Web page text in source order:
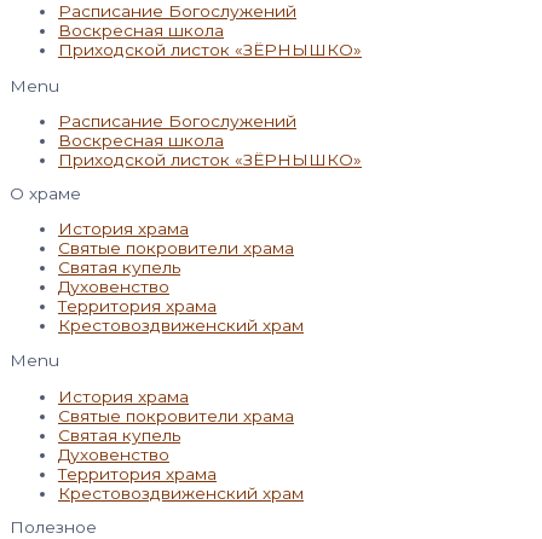
Расписание Богослужений
Воскресная школа
Приходской листок «ЗЁРНЫШКО»
Menu
Расписание Богослужений
Воскресная школа
Приходской листок «ЗЁРНЫШКО»
О храме
История храма
Святые покровители храма
Святая купель
Духовенство
Территория храма
Крестовоздвиженский храм
Menu
История храма
Святые покровители храма
Святая купель
Духовенство
Территория храма
Крестовоздвиженский храм
Полезное